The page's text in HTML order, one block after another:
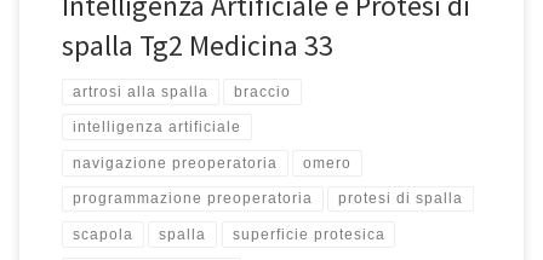
spalla Tg2 Medicina 33
artrosi alla spalla braccio
intelligenza artificiale
navigazione preoperatoria omero
programmazione preoperatoria protesi di spalla
scapola spalla superficie protesica